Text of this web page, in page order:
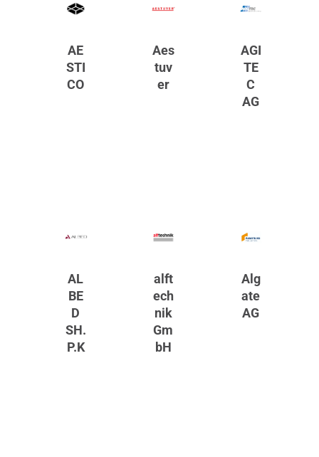
AE
STI
CO
Aes
tuv
er
AGI
TE
C
AG
AL
BE
D
SH.
P.K
alft
ech
nik
Gm
bH
Alg
ate
AG